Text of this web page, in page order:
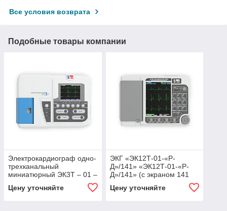
Все условия возврата
Подобные товары компании
Электрокардиограф одно-
трехканальный
миниатюрный ЭК3Т – 01 –
Цену уточняйте
ЭКГ «ЭК12Т-01-«Р-
Д»/141» «ЭК12Т-01-«Р-
Д»/141» (с экраном 141
компьютеризированный
Цену уточняйте